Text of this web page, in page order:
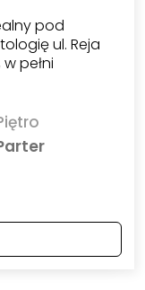
pod
ul. Reja
pełni